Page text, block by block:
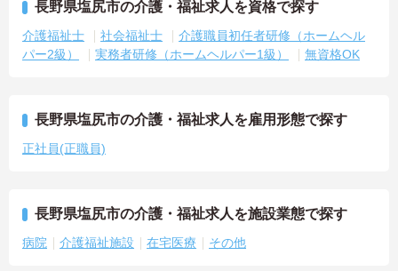
長野県塩尻市の介護・福祉求人を資格で探す
介護福祉士 社会福祉士
介護職員初任者研修（ホームヘル
パー2級）
実務者研修（ホームヘルパー1級） 無資格OK
長野県塩尻市の介護・福祉求人を雇用形態で探す
正社員(正職員)
長野県塩尻市の介護・福祉求人を施設業態で探す
病院 介護福祉施設 在宅医療 その他